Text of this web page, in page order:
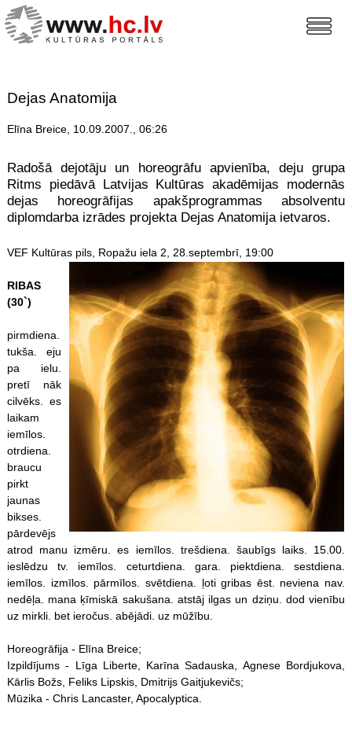
Dejas Anatomija
Elīna Breice, 10.09.2007., 06:26
Radošā dejotāju un horeogrāfu apvienība, deju grupa
Ritms piedāvā Latvijas Kultūras akadēmijas modernās
dejas horeogrāfijas apakšprogrammas absolventu
diplomdarba izrādes projekta Dejas Anatomija ietvaros.
VEF Kultūras pils, Ropažu iela 2, 28.septembrī, 19:00
RIBAS
(30`)
pirmdiena.
tukša. eju
pa ielu.
pretī nāk
cilvēks. es
laikam
iemīlos.
otrdiena.
braucu
pirkt
jaunas
bikses.
pārdevējs
atrod manu izmēru. es iemīlos. trešdiena. šaubīgs laiks. 15.00.
ieslēdzu tv. iemīlos. ceturtdiena. gara. piektdiena. sestdiena.
iemīlos. izmīlos. pārmīlos. svētdiena. ļoti gribas ēst. neviena nav.
nedēļa. mana ķīmiskā sakušana. atstāj ilgas un dziņu. dod vienību
uz mirkli. bet ieročus. abējādi. uz mūžību.
Horeogrāfija - Elīna Breice;
Izpildījums - Līga Liberte, Karīna Sadauska, Agnese Bordjukova,
Kārlis Božs, Feliks Lipskis, Dmitrijs Gaitjukevičs;
Mūzika - Chris Lancaster, Apocalyptica.